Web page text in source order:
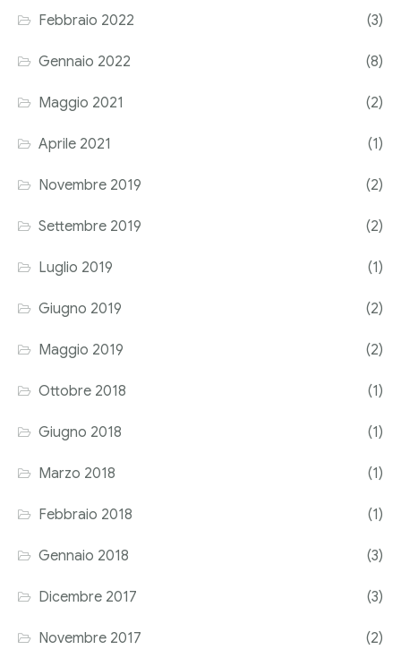
Corriere tributario
Editore Euroconference
Il Giornale del Revisore
Forum Fiscale
Articoli
Febbraio 2022 (3)
Gennaio 2022 (8)
Maggio 2021 (2)
Aprile 2021 (1)
Novembre 2019 (2)
Settembre 2019 (2)
Luglio 2019 (1)
Giugno 2019 (2)
Maggio 2019 (2)
Ottobre 2018 (1)
Giugno 2018 (1)
Marzo 2018 (1)
Febbraio 2018 (1)
Gennaio 2018 (3)
Dicembre 2017 (3)
Novembre 2017 (2)